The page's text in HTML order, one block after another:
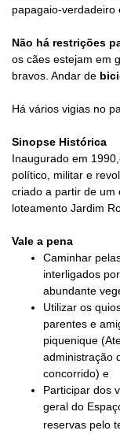
papagaio-verdadeiro
Não há restrições
os cães estejam em
bravos. Andar de
Há vários vigias no
Sinopse Histórica
Inaugurado em
político, militar e
criado a partir de um
loteamento Jardim
Vale a pena
Caminhar
interligados
abundante
Utilizar os
parentes e
piquenique
administração
concorrido) e
Participar dos
geral do
reservas pelo